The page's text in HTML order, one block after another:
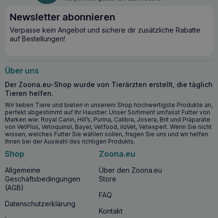
auch seine Gesundheit und sein Wohlbefinden. Der hohe
Anteil an Kaninchenfleisch und Kaninchenohren liefert
wertvolle Nährstoffe und ist dabei leicht verdaulich und
schmackhaft.
Das proteinreiche Leckerli unterstützt den gesunden
Die kalorienarme Rezeptur fördert eine gesunde
Gewichtserhaltung.
Natürliche Zutaten ohne Zucker-, Salz- oder
Glutenzusatz sind auch für Hunde mit empfindlichem
Verdauungssystem geeignet.
Das Kauen des Leckerlis fördert die Mundhygiene,
indem es Zahnstein reduziert und das Zahnfleisch
massiert.
Ab wann ist es sinnvoll, COMFY Appetit Fancy
Rabbit Ear zu verwenden?
COMFY Appetit Fancy Rabbit Ear
Alters geeignet, vom Welpen bis zum ausgewachsenen
Newsletter abonnieren
Verpasse kein Angebot und sichere dir zusätzliche Rabatte
auf Bestellungen!
Über uns
Der Zoona.eu-Shop wurde von Tierärzten erstellt, die täglich
Tieren helfen.
Wir lieben Tiere und bieten in unserem Shop hochwertigste Produkte an,
perfekt abgestimmt auf Ihr Haustier. Unser Sortiment umfasst Futter von
Marken wie: Royal Canin, Hill’s, Purina, Calibra, Josera, Brit und Präparate
von VetPlus, Vetoquinol, Bayer, Vetfood, iloVet, Vetexpert. Wenn Sie nicht
wissen, welches Futter Sie wählen sollen, fragen Sie uns und wir helfen
Ihnen bei der Auswahl des richtigen Produkts.
Shop
Allgemeine
Geschäftsbedingungen
(AGB)
Datenschutzerklärung
Zoona.eu
Über den Zoona.eu
Store
FAQ
Kontakt